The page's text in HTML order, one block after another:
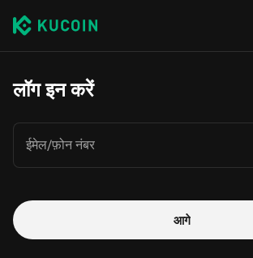
लॉग इन करें
ईमेल/फ़ोन नंबर
आगे